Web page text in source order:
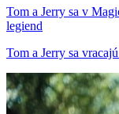
Tom a Jerry sa v
legiend
Tom a Jerry sa